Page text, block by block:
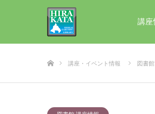
講座
講座・イベント情報 図書